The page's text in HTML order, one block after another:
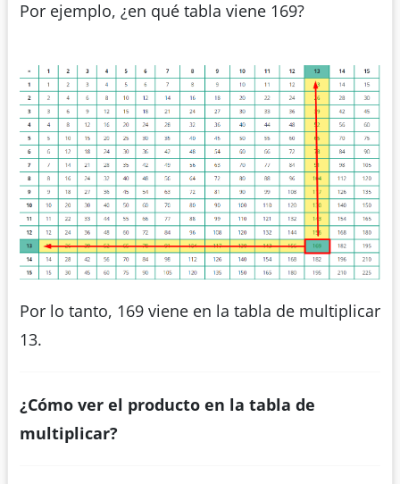
Por ejemplo, ¿en qué tabla viene 169?
Por lo tanto, 169 viene en la tabla de multiplicar
13.
¿Cómo ver el producto en la tabla de
multiplicar?